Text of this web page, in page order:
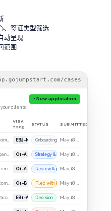
、签证类型筛选
动呈现
范围
cases
clients.
+ New application
VISA
TYPE
STATUS SUBMITTED
EB2-NIW Onboarding
O1-A Strategy & docs
O1-A Review & prep
O1-B Filed with USCIS
EB1-A Decision